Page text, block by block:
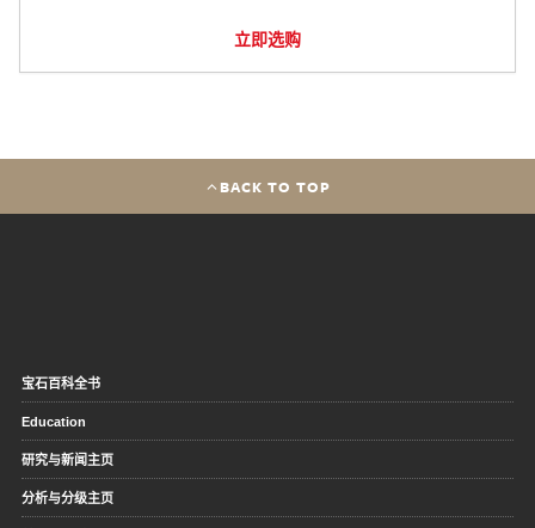
立即选购
BACK TO TOP
宝石百科全书
Education
研究与新闻主页
分析与分级主页